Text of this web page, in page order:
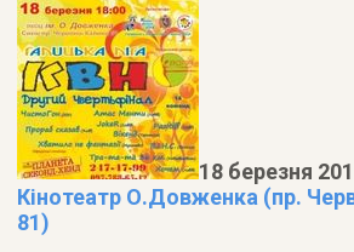
18 березня
Кінотеатр О.Довженка (пр.
81)